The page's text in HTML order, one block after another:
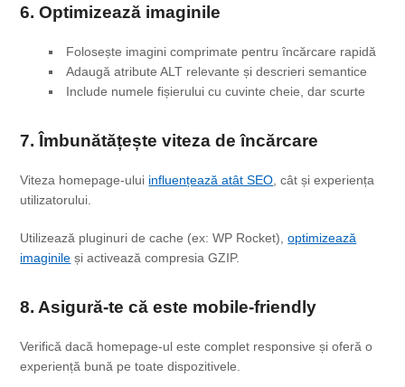
6. Optimizează imaginile
Folosește imagini comprimate pentru încărcare rapidă
Adaugă atribute ALT relevante și descrieri semantice
Include numele fișierului cu cuvinte cheie, dar scurte
7. Îmbunătățește vitezade încărcare
Viteza homepage-ului influențează atât SEO , cât și experiența
utilizatorului.
Utilizează pluginuri de cache (ex: WP Rocket),optimizează
imaginile și activează compresia GZIP.
8. Asigură-te că este mobile-friendly
Verifică dacă homepage-ul este complet responsive și oferă o
experiență bună pe toate dispozitivele.